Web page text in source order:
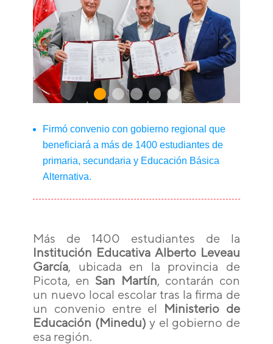
Firmó convenio con gobierno regional que
beneficiará a más de 1400 estudiantes de
primaria, secundaria y Educación Básica
Alternativa.
Más de 1400 estudiantes de la
Institución Educativa Alberto Leveau
García, ubicada en la provincia de
Picota, en San Martín, contarán con
un nuevo local escolar tras la firma de
un convenio entre el Ministerio de
Educación (Minedu) y el gobierno de
esa región.